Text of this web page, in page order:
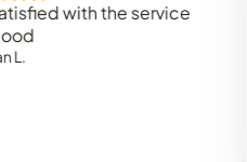
with the service